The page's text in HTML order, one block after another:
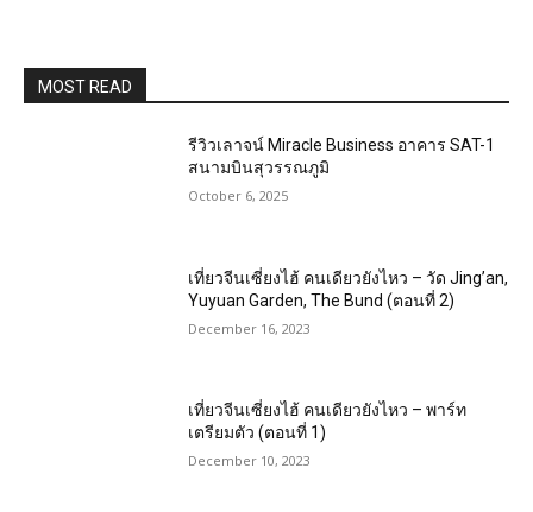
MOST READ
รีวิวเลาจน์ Miracle Business อาคาร SAT-1
สนามบินสุวรรณภูมิ
October 6, 2025
เที่ยวจีนเซี่ยงไฮ้ คนเดียวยังไหว – วัด Jing’an,
Yuyuan Garden, The Bund (ตอนที่ 2)
December 16, 2023
เที่ยวจีนเซี่ยงไฮ้ คนเดียวยังไหว – พาร์ท
เตรียมตัว (ตอนที่ 1)
December 10, 2023